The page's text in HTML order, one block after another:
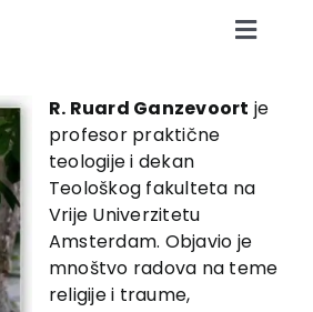
Toggle
R. Ruard Ganzevoort je
profesor praktične
teologije i dekan
Teološkog fakulteta na
Vrije Univerzitetu
Amsterdam. Objavio je
mnoštvo radova na teme
religije i traume,